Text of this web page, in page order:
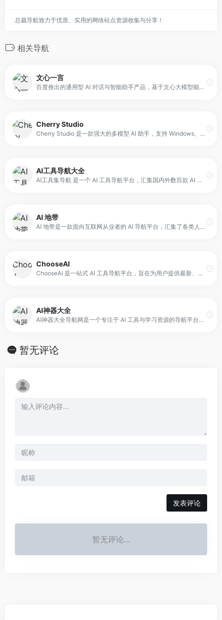
总裁导航致力于优质、实用的网络站点资源收集与分享！
相关导航
文心一言
百度推出的通用型 AI 对话与智能助手产品，基于文心大模型能力构建。它既可以作为智能伙伴进行日常聊天、回答问题、画图识图，也可以作为 AI 助手，在写作、文案创作、文档阅读、智能翻译等任务中为用户提供实用支持，帮助更高效地完成工作和学习相关事项。
Cherry Studio
Cherry Studio 是一款强大的多模型 AI 助手，支持 Windows、macOS、Linux 等主流桌面平台。它集成了 300+ AI 模型，包括 OpenAI、Claude、Gemini、DeepSeek 等，提供 AI 对话、知识库、AI 绘图、翻译等功能，并以免费开源的方式向用户开放。
AI工具导航大全
AI工具集导航 是一个 AI 工具导航平台，汇集国内外数百款 AI 工具，并按功能类别进行整理与分类。平台的核心目标是帮助用户在繁杂的 AI 工具生态中快速定位所需工具，并通过“工具集合大全”的方式提供一站式入口。
AI 地带
AI 地带是一款面向互联网从业者的 AI 导航平台，汇集了各类人工智能工具与资源入口。它通过分类与整理，为用户提供便捷的工具查找路径，帮助不同岗位的互联网人快速定位所需工具。平台旨在降低 AI 工具使用门槛，让更多人能在工作中更高效地应用 AI 技术。
ChooseAI
ChooseAI 是一站式 AI 工具导航平台，旨在为用户提供最新、最全的 AI 工具资讯与资源入口。平台通过精选收录与分类整理，覆盖国内外千余款 AI 应用，帮助用户在写作、绘画、办公、聊天、视频、开发、变现等领域快速找到合适工具。
AI神器大全
AI神器大全导航网是一个专注于 AI 工具与学习资源的导航平台，收录国内外 5000+ 优质 AI 工具，并按用途分类展示。平台覆盖 AI 对话聊天、绘画设计、视频制作、写作办公、编程开发等多种工具类型，同时提供 AI 资讯、教程与技巧内容，帮助用户在使用工具的过程中获得学习支持。
暂无评论
发表评论
暂无评论...